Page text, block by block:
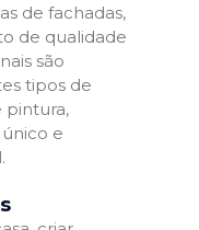
de fachadas,
de qualidade
são
tipos de
pintura,
e